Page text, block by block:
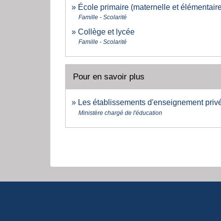
École primaire (maternelle et
Famille - Scolarité
Collège et lycée
Famille - Scolarité
Pour en savoir plus
Les établissements d'enseignement
Ministère chargé de l'éducation